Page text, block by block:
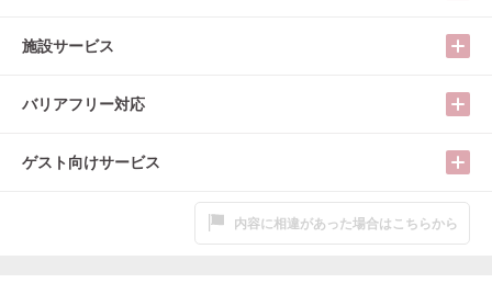
施設サービス
バリアフリー対応
ゲスト向けサービス
内容に相違があった場合はこちらから